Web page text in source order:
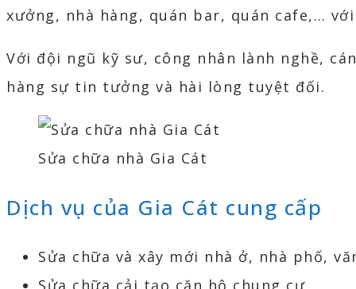
xưởng, nhà hàng, quán bar, quán cafe,…
Với đội ngũ kỹ sư, công nhân lành nghề,
hàng sự tin tưởng và hài lòng tuyệt đối.
Sửa chữa nhà Gia Cát
Dịch vụ của Gia Cát cung cấp
Sửa chữa và xây mới nhà ở, nhà phố,
Sửa chữa cải tạo căn hộ chung cư